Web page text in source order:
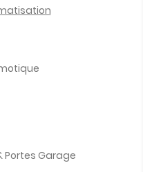
Portes Garage